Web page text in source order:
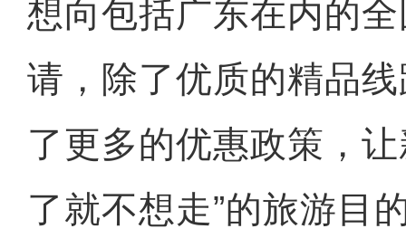
想向包括广东在内的
请，除了优质的精品
了更多的优惠政策，
了就不想走”的旅游目